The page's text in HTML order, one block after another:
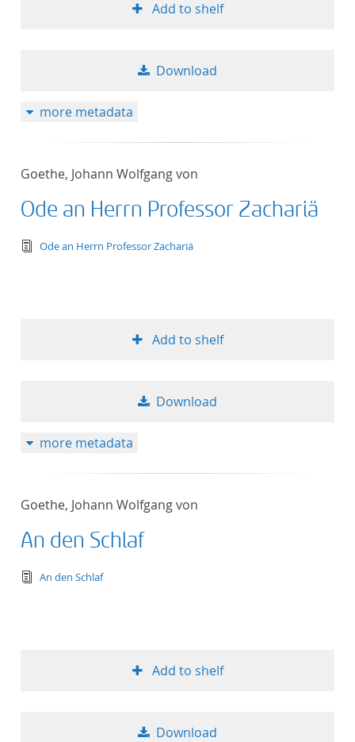
Add to shelf
Download
more metadata
Goethe, Johann Wolfgang von
Ode an Herrn Professor Zachariä
text/tg.edition+tg.aggregation+xml
Ode an Herrn Professor Zachariä
Add to shelf
Download
more metadata
Goethe, Johann Wolfgang von
An den Schlaf
text/tg.edition+tg.aggregation+xml
An den Schlaf
Add to shelf
Download